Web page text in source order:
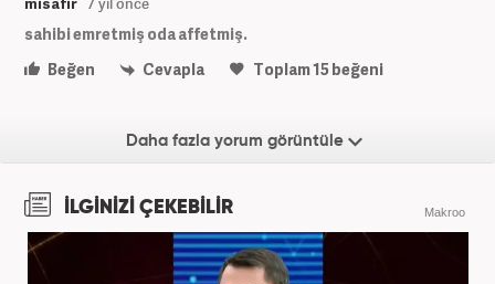
sahibi emretmiş oda affetmiş.
Beğen
Cevapla Toplam15beğeni
Daha fazla yorum görüntüle
İLGİNİZİ ÇEKEBİLİR Makroo